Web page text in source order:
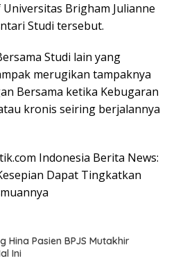
Brigham Julianne
Studi tersebut.
Studi lain yang
merugikan tampaknya
Bersama ketika Kebugaran
kronis seiring berjalannya
Indonesia Berita News:
Dapat Tingkatkan
Hina Pasien BPJS Mutakhir
Ini